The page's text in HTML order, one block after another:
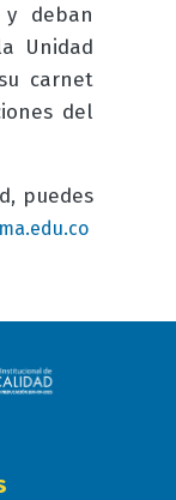
y deban
Unidad
carnet
del
puedes